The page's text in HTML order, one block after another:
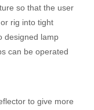
so that the user
rig into tight
designed lamp
can be operated
to give more